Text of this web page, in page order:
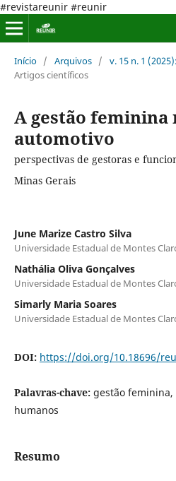
#revistareunir #reunir
Início / Arquivos / v. 15 n. 1
Artigos científicos
A gestão feminina
automotivo
perspectivas de gestoras e
Minas Gerais
June Marize Castro Silva
Universidade Estadual de Montes
Nathália Oliva Gonçalves
Universidade Estadual de Montes
Simarly Maria Soares
Universidade Estadual de Montes
DOI: https://doi.org/10.18696/
Palavras-chave: gestão
humanos
Resumo